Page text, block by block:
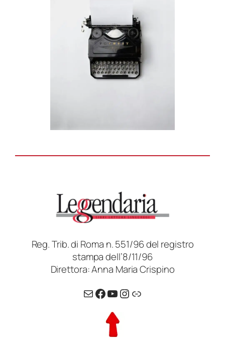
Reg. Trib. di Roma n. 551/96 del registro
stampa dell’8/11/96
Direttora: Anna Maria Crispino
Email
Facebook
YouTube
Instagram
Link